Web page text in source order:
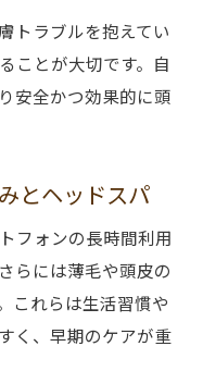
の施術体験
選ぶ基準とは
の活用法を紹介
プの違いを解説
ヘッドスパの実際
疲労に効く理由
労回復を実感
れるリラクゼー
トラブルを抱えてい
ことが大切です。自
安全かつ効果的に頭
とヘッドスパ
フォンの長時間利用
らには薄毛や頭皮の
これらは生活習慣や
く、早期のケアが重